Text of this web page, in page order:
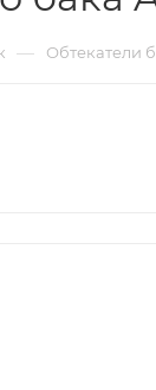
— Обтекатели